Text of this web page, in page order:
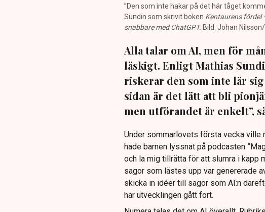
”Den som inte hakar på det här tåget
Sundin som skrivit boken Kentaurens fördel
snabbare med ChatGPT.Bild: Johan
Alla talar om AI, men för
läskigt. Enligt Mathias
riskerar den som inte lär
sidan är det lätt att bli
men utförandet är enkelt”,
Under sommarlovets första vecka ville
hade barnen lyssnat på podcasten
och la mig tillrätta för att slumra i kapp
sagor som lästes upp var genererade
skicka in idéer till sagor som AI:n
har utvecklingen gått fort.